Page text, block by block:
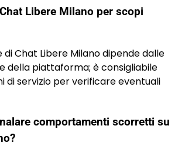
Libere Milano per scopi
di Chat Libere Milano dipende dalle
della piattaforma; è consigliabile
di servizio per verificare eventuali
comportamenti scorretti su